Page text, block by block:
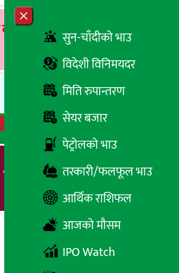
Close menu
सुन-चाँदीको भाउ
विदेशी विनिमयदर
मिति रुपान्तरण
सेयर बजार
पेट्रोलको भाउ
तरकारी/फलफूल भाउ
आर्थिक राशिफल
आजको मौसम
IPO Watch
रेडियो